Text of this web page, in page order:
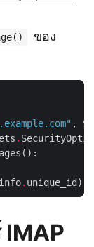
ของ
,
.
.
IMAP